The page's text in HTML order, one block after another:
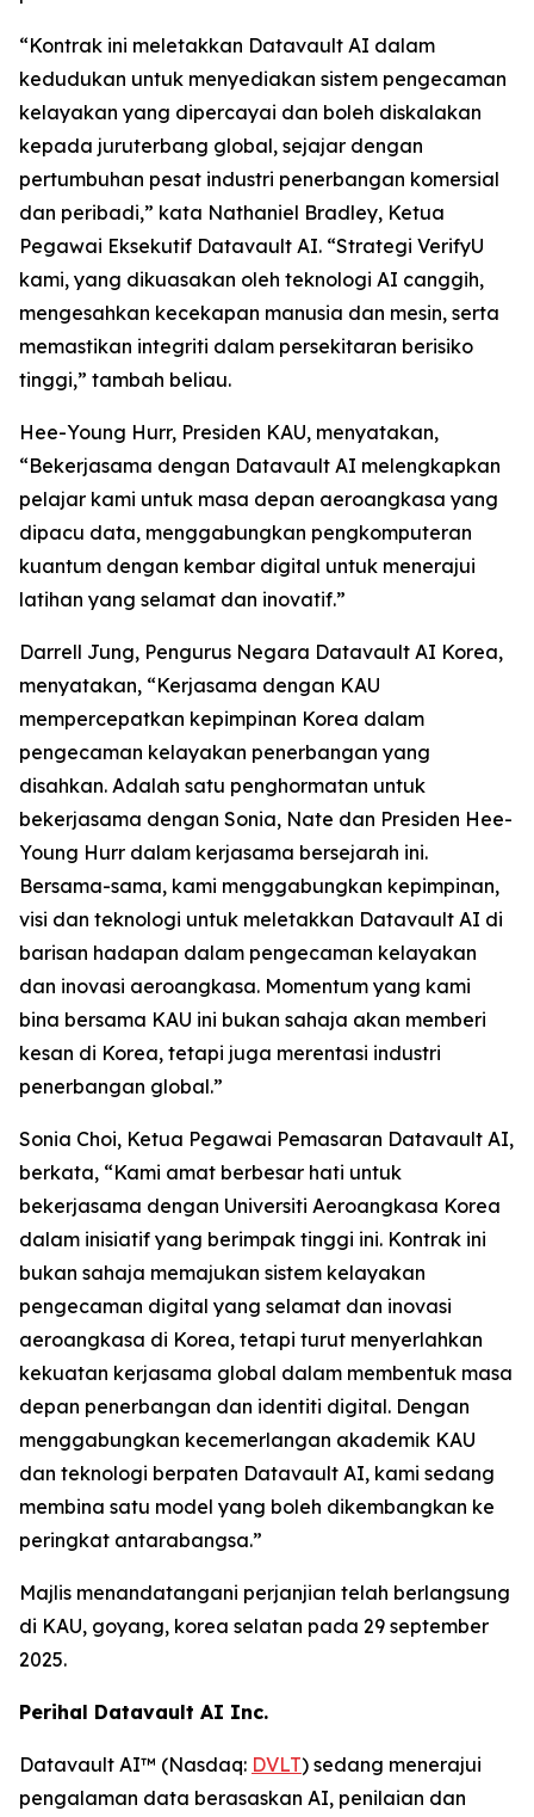
“Kontrak ini meletakkan Datavault AI dalam
kedudukan untuk menyediakan sistem pengecaman
kelayakan yang dipercayai dan boleh diskalakan
kepada juruterbang global, sejajar dengan
pertumbuhan pesat industri penerbangan komersial
dan peribadi,” kata Nathaniel Bradley, Ketua
Pegawai Eksekutif Datavault AI. “Strategi VerifyU
kami, yang dikuasakan oleh teknologi AI canggih,
mengesahkan kecekapan manusia dan mesin, serta
memastikan integriti dalam persekitaran berisiko
tinggi,” tambah beliau.
Hee-Young Hurr, Presiden KAU, menyatakan,
“Bekerjasama dengan Datavault AI melengkapkan
pelajar kami untuk masa depan aeroangkasa yang
dipacu data, menggabungkan pengkomputeran
kuantum dengan kembar digital untuk menerajui
latihan yang selamat dan inovatif.”
Darrell Jung, Pengurus Negara Datavault AI Korea,
menyatakan, “Kerjasama dengan KAU
mempercepatkan kepimpinan Korea dalam
pengecaman kelayakan penerbangan yang
disahkan. Adalah satu penghormatan untuk
bekerjasama dengan Sonia, Nate dan Presiden Hee-
Young Hurr dalam kerjasama bersejarah ini.
Bersama-sama, kami menggabungkan kepimpinan,
visi dan teknologi untuk meletakkan Datavault AI di
barisan hadapan dalam pengecaman kelayakan
dan inovasi aeroangkasa. Momentum yang kami
bina bersama KAU ini bukan sahaja akan memberi
kesan di Korea, tetapi juga merentasi industri
penerbangan global.”
Sonia Choi, Ketua Pegawai Pemasaran Datavault AI,
berkata, “Kami amat berbesar hati untuk
bekerjasama dengan Universiti Aeroangkasa Korea
dalam inisiatif yang berimpak tinggi ini. Kontrak ini
bukan sahaja memajukan sistem kelayakan
pengecaman digital yang selamat dan inovasi
aeroangkasa di Korea, tetapi turut menyerlahkan
kekuatan kerjasama global dalam membentuk masa
depan penerbangan dan identiti digital. Dengan
menggabungkan kecemerlangan akademik KAU
dan teknologi berpaten Datavault AI, kami sedang
membina satu model yang boleh dikembangkan ke
peringkat antarabangsa.”
Majlis menandatangani perjanjian telah berlangsung
di KAU, goyang, korea selatan pada 29 september
2025.
Perihal Datavault AI Inc.
Datavault AI™ (Nasdaq: DVLT) sedang menerajui
pengalaman data berasaskan AI, penilaian dan